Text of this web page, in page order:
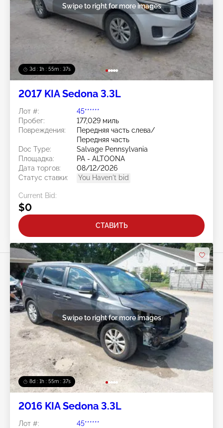
3d : 1h : 55m : 36s
Swipe to right for more images
2017 KIA Sedona 3.3L
Лот #:
45******
Пробег:
177,029 миль
Повреждения:
Передняя часть слева/
Передняя часть
Doc Type:
Salvage Pennsylvania
Площадка:
PA - ALTOONA
Дата торгов:
08/12/2026
Статус ставки:
You Haven't bid
Current Bid:
$0
СТАВИТЬ
8d : 1h : 55m : 36s
Swipe to right for more images
2016 KIA Sedona 3.3L
Лот #:
45******